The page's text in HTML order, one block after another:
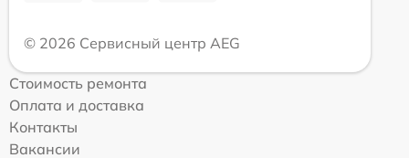
© 2026 Сервисный центр AEG
Стоимость ремонта
Оплата и доставка
Контакты
Вакансии